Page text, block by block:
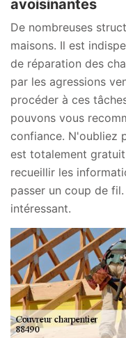
avoisinantes
De nombreuses
maisons. Il est
de réparation des
par les agressions
procéder à ces
pouvons vous
confiance. N'oubliez
est totalement
recueillir les
passer un coup de
intéressant.